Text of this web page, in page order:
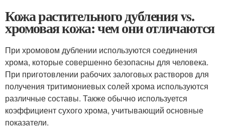
Кожа растительного дубления vs.
хромовая кожа: чем они отличаются
При хромовом дублении используются соединения
хрома, которые совершенно безопасны для человека.
При приготовлении рабочих залоговых растворов для
получения тритимониевых солей хрома используются
различные составы. Также обычно используется
коэффициент сухого хрома, учитывающий основные
показатели.